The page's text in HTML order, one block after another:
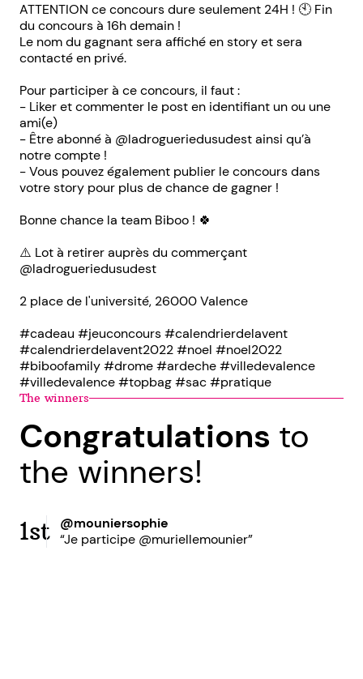
ATTENTION ce concours dure seulement 24H ! 🕙 Fin
du concours à 16h demain !
Le nom du gagnant sera affiché en story et sera
contacté en privé.
Pour participer à ce concours, il faut :
- Liker et commenter le post en identifiant un ou une
ami(e)
- Être abonné à @ladrogueriedusudest ainsi qu’à
notre compte !
- Vous pouvez également publier le concours dans
votre story pour plus de chance de gagner !
Bonne chance la team Biboo ! 🍀
⚠️ Lot à retirer auprès du commerçant
@ladrogueriedusudest
2 place de l'université, 26000 Valence
#cadeau #jeuconcours #calendrierdelavent
#calendrierdelavent2022 #noel #noel2022
#biboofamily #drome #ardeche #villedevalence
#villedevalence #topbag #sac #pratique
The winners
Congratulations to
the winners!
1st
@mouniersophie
“Je participe @muriellemounier”